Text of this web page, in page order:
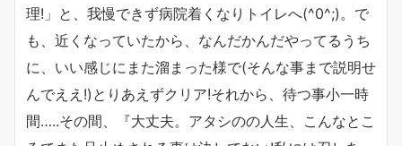
理!」と、我慢できず病院着くなりトイレへ(^0^;)。で
も、近くなっていたから、なんだかんだやってるうち
に、いい感じにまた溜まった様で(そんな事まで説明せ
んでええ!)とりあえずクリア!それから、待つ事小一時
間…..その間、『大丈夫。アタシのの人生、こんなとこ